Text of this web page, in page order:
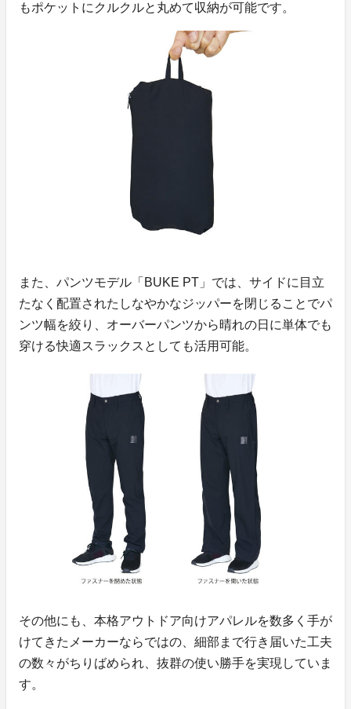
もポケットにクルクルと丸めて収納が可能です。
また、パンツモデル「BUKE PT」では、サイドに目立
たなく配置されたしなやかなジッパーを閉じることでパ
ンツ幅を絞り、オーバーパンツから晴れの日に単体でも
穿ける快適スラックスとしても活用可能。
その他にも、本格アウトドア向けアパレルを数多く手が
けてきたメーカーならではの、細部まで行き届いた工夫
の数々がちりばめられ、抜群の使い勝手を実現していま
す。